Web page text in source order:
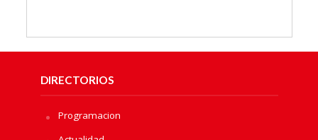
DIRECTORIOS
Programacion